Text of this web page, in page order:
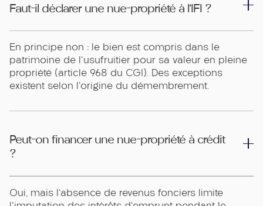
Faut-il déclarer une nue-propriété à l'IFI ?
En principe non : le bien est compris dans le
patrimoine de l'usufruitier pour sa valeur en pleine
propriété (article 968 du CGI). Des exceptions
existent selon l'origine du démembrement.
Peut-on financer une nue-propriété à crédit
?
Oui, mais l'absence de revenus fonciers limite